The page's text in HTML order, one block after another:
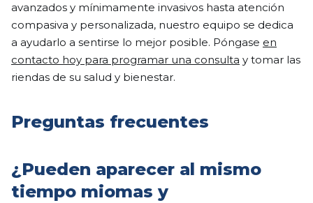
avanzados y mínimamente invasivos hasta atención
compasiva y personalizada, nuestro equipo se dedica
a ayudarlo a sentirse lo mejor posible. Póngase en
contacto hoy para programar una consulta y tomar las
riendas de su salud y bienestar.
Preguntas frecuentes
¿Pueden aparecer al mismo
tiempo miomas y